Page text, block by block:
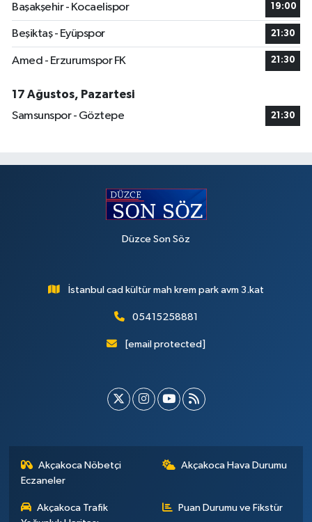
Başakşehir - Kocaelispor
19:00
Beşiktaş - Eyüpspor 21:30
Amed - Erzurumspor FK 21:30
17 Ağustos, Pazartesi
Samsunspor - Göztepe
21:30
Düzce Son Söz
İstanbul cad kültür mah krem park avm 3.kat
05415258881
[email protected]
Akçakoca Nöbetçi
Eczaneler
Akçakoca Hava Durumu
Akçakoca Trafik
Puan Durumu ve Fikstür